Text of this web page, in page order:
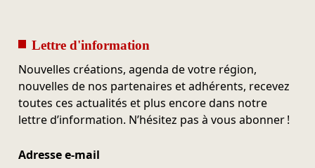
Lettre d'information
Nouvelles créations, agenda de votre région,
nouvelles de nos partenaires et adhérents, recevez
toutes ces actualités et plus encore dans notre
lettre d’information. N’hésitez pas à vous abonner !
Adresse e-mail